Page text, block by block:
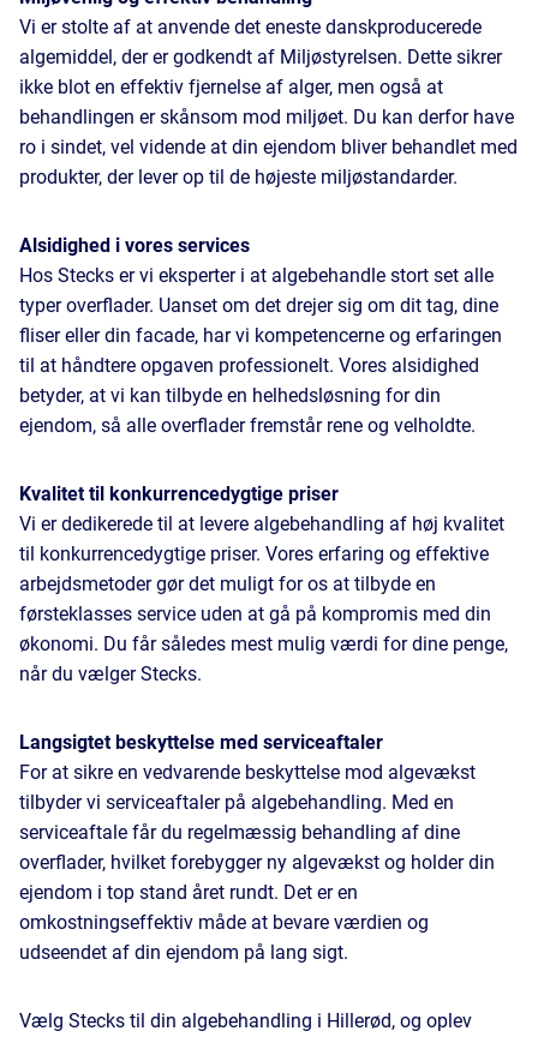
Vi er stolte af at anvende det eneste danskproducerede
algemiddel, der er godkendt af Miljøstyrelsen. Dette sikrer
ikke blot en effektiv fjernelse af alger, men også at
behandlingen er skånsom mod miljøet. Du kan derfor have
ro i sindet, vel vidende at din ejendom bliver behandlet med
produkter, der lever op til de højeste miljøstandarder.
Alsidighed i vores services
Hos Stecks er vi eksperter i at algebehandle stort set alle
typer overflader. Uanset om det drejer sig om dit tag, dine
fliser eller din facade, har vi kompetencerne og erfaringen
til at håndtere opgaven professionelt. Vores alsidighed
betyder, at vi kan tilbyde en helhedsløsning for din
ejendom, så alle overflader fremstår rene og velholdte.
Kvalitet til konkurrencedygtige priser
Vi er dedikerede til at levere algebehandling af høj kvalitet
til konkurrencedygtige priser. Vores erfaring og effektive
arbejdsmetoder gør det muligt for os at tilbyde en
førsteklasses service uden at gå på kompromis med din
økonomi. Du får således mest mulig værdi for dine penge,
når du vælger Stecks.
Langsigtet beskyttelse med serviceaftaler
For at sikre en vedvarende beskyttelse mod algevækst
tilbyder vi serviceaftaler på algebehandling. Med en
serviceaftale får du regelmæssig behandling af dine
overflader, hvilket forebygger ny algevækst og holder din
ejendom i top stand året rundt. Det er en
omkostningseffektiv måde at bevare værdien og
udseendet af din ejendom på lang sigt.
Vælg Stecks til din algebehandling i Hillerød, og oplev